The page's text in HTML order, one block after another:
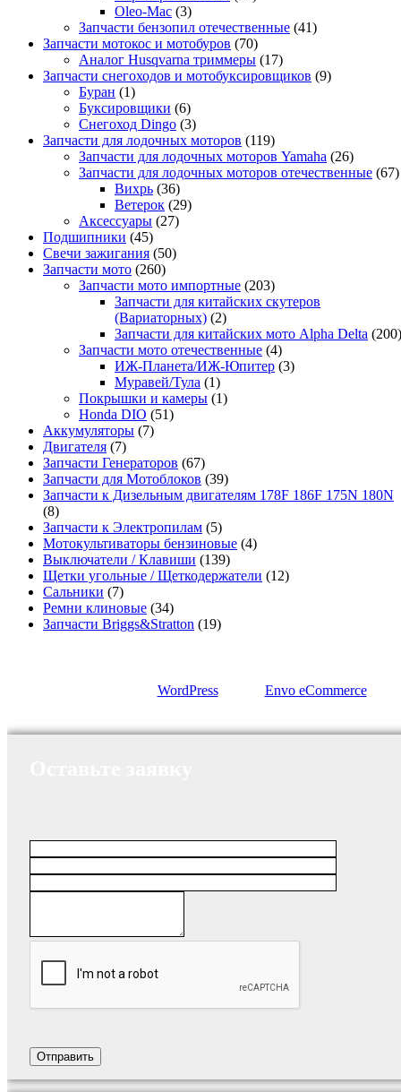
Oleo-Mac (3)
Запчасти бензопил отечественные (41)
Запчасти мотокос и мотобуров (70)
Аналог Husqvarna триммеры (17)
Запчасти снегоходов и мотобуксировщиков (9)
Буран (1)
Буксировщики (6)
Снегоход Dingo (3)
Запчасти для лодочных моторов (119)
Запчасти для лодочных моторов Yamaha (26)
Запчасти для лодочных моторов отечественные (67)
Вихрь (36)
Ветерок (29)
Аксессуары (27)
Подшипники (45)
Свечи зажигания (50)
Запчасти мото (260)
Запчасти мото импортные (203)
Запчасти для китайских скутеров
(Вариаторных) (2)
Запчасти для китайских мото Alpha Delta (200)
Запчасти мото отечественные (4)
ИЖ-Планета/ИЖ-Юпитер (3)
Муравей/Тула (1)
Покрышки и камеры (1)
Honda DIO (51)
Аккумуляторы (7)
Двигателя (7)
Запчасти Генераторов (67)
Запчасти для Мотоблоков (39)
Запчасти к Дизельным двигателям 178F 186F 175N 180N
(8)
Запчасти к Электропилам (5)
Мотокультиваторы бензиновые (4)
Выключатели / Клавиши (139)
Щетки угольные / Щеткодержатели (12)
Сальники (7)
Ремни клиновые (34)
Запчасти Briggs&Stratton (19)
WordPress Envo eCommerce